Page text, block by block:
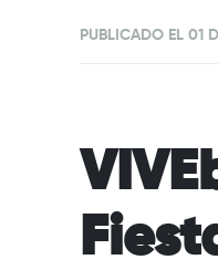
PUBLICADO EL 01